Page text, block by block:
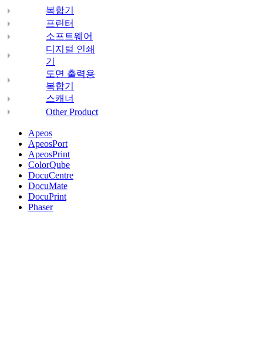
복합기
프린터
소프트웨어
디지털 인쇄
기
도면 출력용
복합기
스캐너
Other Product
Apeos
ApeosPort
ApeosPrint
ColorQube
DocuCentre
DocuMate
DocuPrint
Phaser